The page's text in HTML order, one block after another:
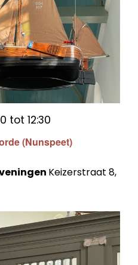
(Nunspeet)
tot 12:30
Keizerstraat 8,